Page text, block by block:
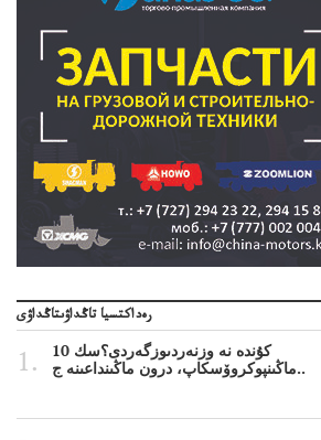
رەداكتسيا تاڭداۋىتاڭداۋى
10 كۇندە نە وزنەردىوزگەردى؟سك
ماڭىنپوكروۆسكاپ، درون ماڭىنداعىنە ج..